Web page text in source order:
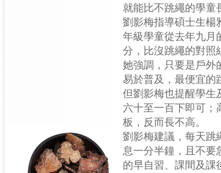
就能比不跳繩的學童
劉影梅指導碩士生楊
年級學童從去年九月
分，比沒跳繩的對照
她強調，只要是戶外
易於普及，最便宜的
但劉影梅也提醒學生
六十至一百下即可；
板，反而長不高。
劉影梅建議，每天跳
息一分半鐘，且不要
的早自習、課間及課